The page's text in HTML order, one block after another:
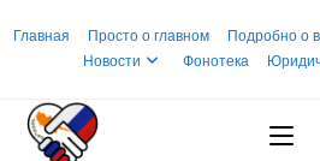
Главная Просто о главном Подробно о
Новости
Фонотека